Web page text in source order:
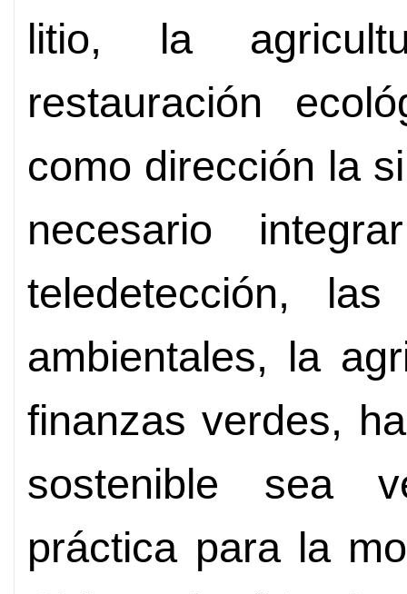
litio, la
restauración
como dirección la
necesario
teledetección,
ambientales, la
finanzas verdes,
sostenible sea
práctica para la